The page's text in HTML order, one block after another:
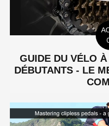
GUIDE DU VÉLO
DÉBUTANTS - LE